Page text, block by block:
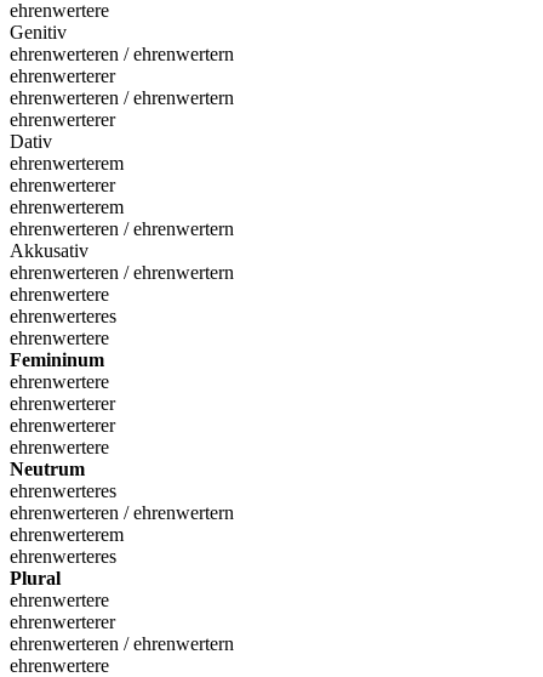
ehrenwertere
Genitiv
ehrenwerteren / ehrenwertern
ehrenwerterer
ehrenwerteren / ehrenwertern
ehrenwerterer
Dativ
ehrenwerterem
ehrenwerterer
ehrenwerterem
ehrenwerteren / ehrenwertern
Akkusativ
ehrenwerteren / ehrenwertern
ehrenwertere
ehrenwerteres
ehrenwertere
Femininum
ehrenwertere
ehrenwerterer
ehrenwerterer
ehrenwertere
Neutrum
ehrenwerteres
ehrenwerteren / ehrenwertern
ehrenwerterem
ehrenwerteres
Plural
ehrenwertere
ehrenwerterer
ehrenwerteren / ehrenwertern
ehrenwertere